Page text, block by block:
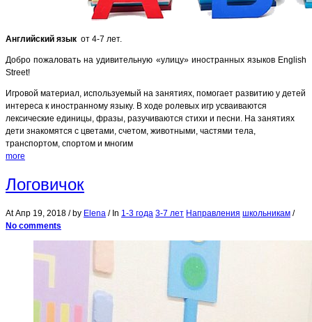
Английский язык от 4-7 лет.
Добро пожаловать на удивительную «улицу» иностранных языков English
Street!
Игровой материал, используемый на занятиях, помогает развитию у детей
интереса к иностранному языку. В ходе ролевых игр усваиваются
лексические единицы, фразы, разучиваются стихи и песни. На занятиях
дети знакомятся с цветами, счетом, животными, частями тела,
транспортом, спортом и многим
more
Логовичок
AtАпр 19, 2018 / by Elena / In 1-3 года 3-7 лет Направления школьникам /
No comments